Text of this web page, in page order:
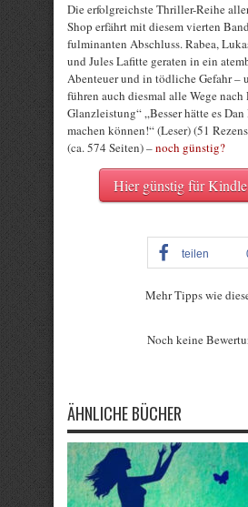
Die erfolgreichste Thriller-Reihe
Shop erfährt mit diesem vierten
fulminanten Abschluss. Rabea,
und Jules Lafitte geraten in ein
Abenteuer und in tödliche Gefahr –
führen auch diesmal alle Wege
Glanzleistung“ „Besser hätte es
machen können!“ (Leser) (51
(ca. 574 Seiten) –noch günstig?
Hier günstig für
teilen
Mehr Tipps wie
Noch keine
ÄHNLICHE BÜCHER